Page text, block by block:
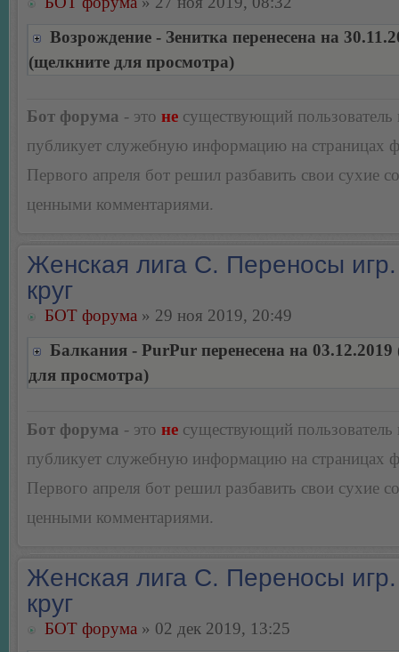
Возрождение - Зенитка перенесена на
(щелкните для просмотра)
Бот форума - это не существующий пользователь
публикует служебную информацию на страницах
Первого апреля бот решил разбавить свои сухие
ценными комментариями.
Женская лига С. Переносы
круг
БОТ форума » 29 ноя 2019, 20:49
Балкания - PurPur перенесена на
для просмотра)
Бот форума - это не существующий пользователь
публикует служебную информацию на страницах
Первого апреля бот решил разбавить свои сухие
ценными комментариями.
Женская лига С. Переносы
круг
БОТ форума » 02 дек 2019, 13:25